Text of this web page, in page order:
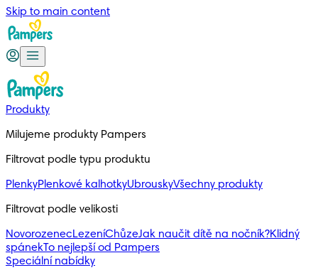
Skip to main content
Produkty
Milujeme produkty Pampers
Filtrovat podle typu produktu
PlenkyPlenkové kalhotkyUbrouskyVšechny produkty
Filtrovat podle velikosti
NovorozenecLezeníChůzeJak naučit dítě na nočník?Klidný
spánekTo nejlepší od Pampers
Speciální nabídky